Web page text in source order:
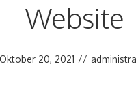
Website
Oktober 20, 2021 //